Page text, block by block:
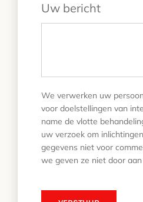
Uw bericht
We verwerken uw
voor doelstellingen van
name de vlotte
uw verzoek om
gegevens niet voor
we geven ze niet door